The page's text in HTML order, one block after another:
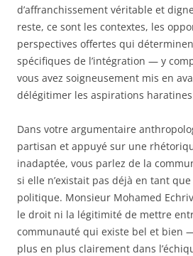
d’affranchissement véritable et
reste, ce sont les contextes, les
perspectives offertes qui
spécifiques de l’intégration — y
vous avez soigneusement mis en
délégitimer les aspirations
Dans votre argumentaire
partisan et appuyé sur une
inadaptée, vous parlez de la
si elle n’existait pas déjà en tant
politique. Monsieur Mohamed Echriv
le droit ni la légitimité de mettre
communauté qui existe bel et bien
plus en plus clairement dans